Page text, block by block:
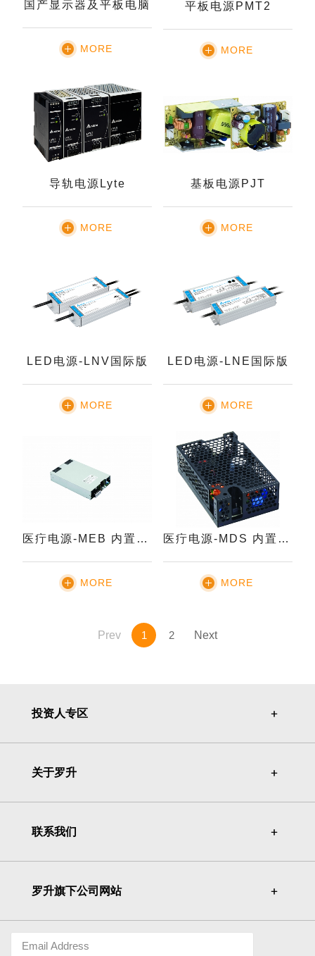
国产显示器及平板电脑
MORE
平板电源PMT2
MORE
导轨电源Lyte
MORE
基板电源PJT
MORE
LED电源-LNV国际版
MORE
LED电源-LNE国际版
MORE
医疔电源-MEB 内置机壳型电源
MORE
医疔电源-MDS 内置机壳型电源
MORE
Prev 1 2 Next
投资人专区 ＋
＋
关于罗升 ＋
＋
联系我们 ＋
＋
罗升旗下公司网站 ＋
＋